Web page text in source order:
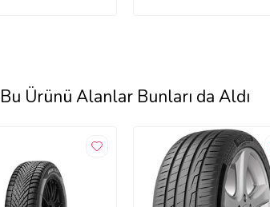
Bu Ürünü Alanlar Bunları da Aldı